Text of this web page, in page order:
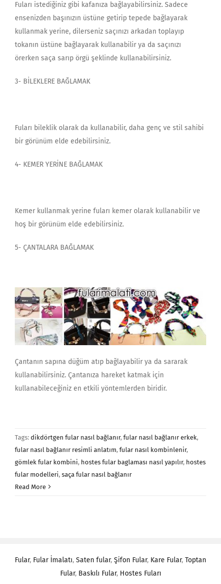
Fuları istediğiniz gibi kafanıza bağlayabilirsiniz. Sadece
ensenizden başınızın üstüne getirip tepede bağlayarak
kullanmak yerine, dilerseniz saçınızı arkadan toplayıp
tokanın üstüne bağlayarak kullanabilir ya da saçınızı
örerken saça sarıp örgü şeklinde kullanabilirsiniz.
3- BİLEKLERE BAĞLAMAK
Fuları bileklik olarak da kullanabilir, daha genç ve stil sahibi
bir görünüm elde edebilirsiniz.
4- KEMER YERİNE BAĞLAMAK
Kemer kullanmak yerine fuları kemer olarak kullanabilir ve
hoş bir görünüm elde edebilirsiniz.
5- ÇANTALARA BAĞLAMAK
Çantanın sapına düğüm atıp bağlayabilir ya da sararak
kullanabilirsiniz. Çantanıza hareket katmak için
kullanabileceğiniz en etkili yöntemlerden biridir.
Tags: dikdörtgen fular nasıl bağlanır, fular nasıl bağlanır erkek,
fular nasıl bağlanır resimli anlatım, fular nasıl kombinlenir,
gömlek fular kombini, hostes fular baglaması nasıl yapılır, hostes
fular modelleri, saça fular nasıl bağlanır
Read More
Fular, Fular İmalatı, Saten fular, Şifon Fular, Kare Fular, Toptan
Fular, Baskılı Fular, Hostes Fuları